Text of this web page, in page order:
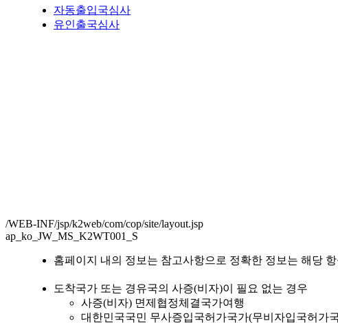
자동출입국심사
유인출국심사
/WEB-INF/jsp/k2web/com/cop/site/layout.jsp
ap_ko_JW_MS_K2WT001_S
홈페이지 내의 정보는 참고사항으로 정확한 정보는 해당
도착국가 또는 경유국의 사증(비자)이 필요 없는 경우
사증(비자) 면제협정체결국가여행
대한민국국민 무사증입국허가국가(무비자입국허가